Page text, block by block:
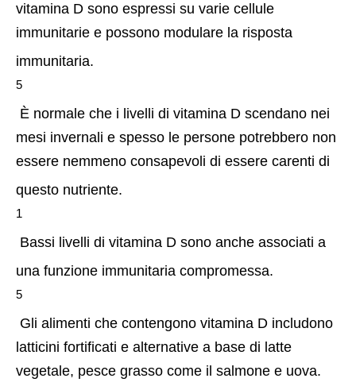
vitamina D sono espressi su varie cellule
immunitarie e possono modulare la risposta
immunitaria.
5
mesi invernali e spesso le persone potrebbero non
essere nemmeno consapevoli di essere carenti di
questo nutriente.
1
una funzione immunitaria compromessa.
5
latticini fortificati e alternative a base di latte
vegetale, pesce grasso come il salmone e uova.